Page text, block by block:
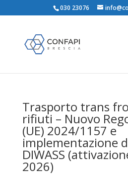
030 23076
Trasporto trans
rifiuti – Nuovo
(UE) 2024/1157 e
implementazione
DIWASS
2026)